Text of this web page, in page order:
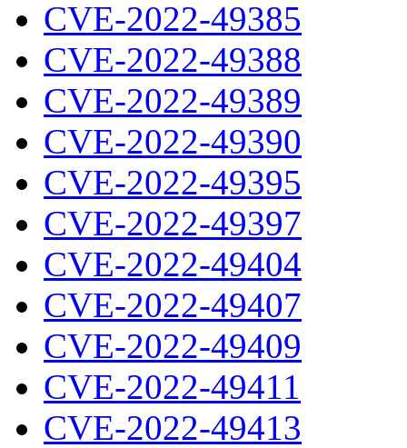
CVE-2022-49385
CVE-2022-49388
CVE-2022-49389
CVE-2022-49390
CVE-2022-49395
CVE-2022-49397
CVE-2022-49404
CVE-2022-49407
CVE-2022-49409
CVE-2022-49411
CVE-2022-49413